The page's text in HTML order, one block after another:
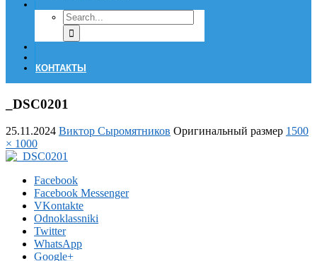
КОНТАКТЫ
_DSC0201
25.11.2024 Виктор Сыромятников Оригинальный размер 1500
× 1000
Facebook
Facebook Messenger
VKontakte
Odnoklassniki
Twitter
WhatsApp
Google+